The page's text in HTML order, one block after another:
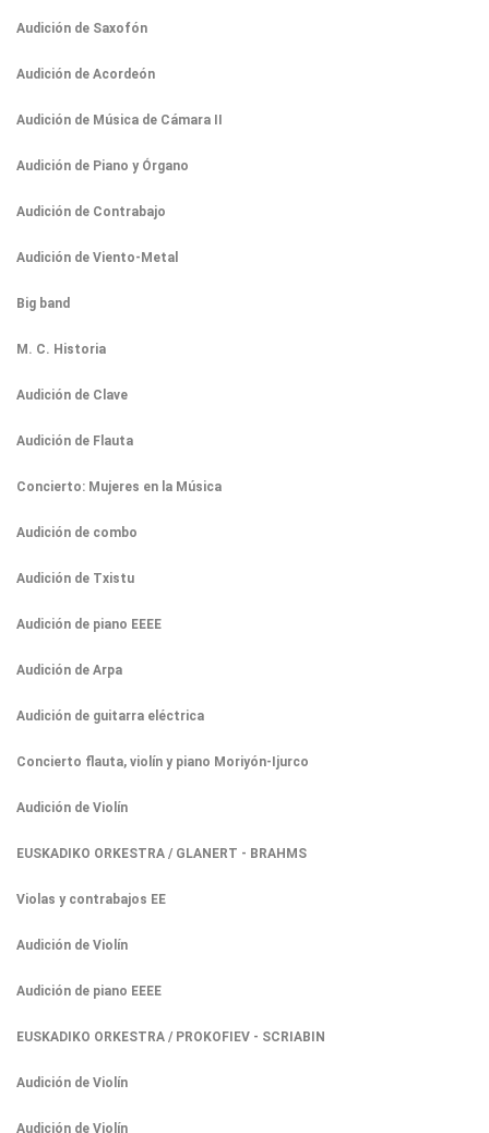
Audición de Saxofón
Audición de Acordeón
Audición de Música de Cámara II
Audición de Piano y Órgano
Audición de Contrabajo
Audición de Viento-Metal
Big band
M. C. Historia
Audición de Clave
Audición de Flauta
Concierto: Mujeres en la Música
Audición de combo
Audición de Txistu
Audición de piano EEEE
Audición de Arpa
Audición de guitarra eléctrica
Concierto flauta, violín y piano Moriyón-Ijurco
Audición de Violín
EUSKADIKO ORKESTRA / GLANERT - BRAHMS
Violas y contrabajos EE
Audición de Violín
Audición de piano EEEE
EUSKADIKO ORKESTRA / PROKOFIEV - SCRIABIN
Audición de Violín
Audición de Violín